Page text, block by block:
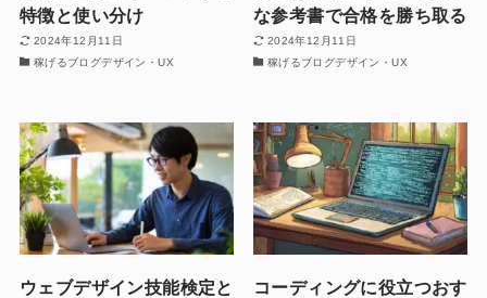
特徴と使い分け
2024年12月11日
稼げるブログデザイン・UX
な参考書で合格を勝ち取る
2024年12月11日
稼げるブログデザイン・UX
ウェブデザイン技能検定と
コーディングに役立つおす